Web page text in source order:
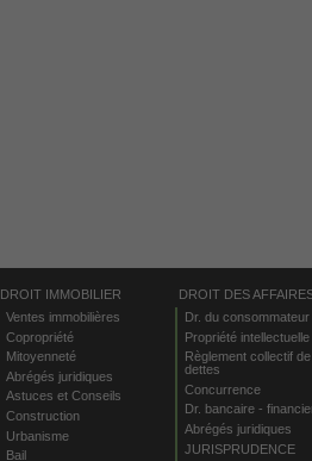
DROIT IMMOBILIER
Ventes immobilières
Copropriété
Mitoyenneté
Abrégés juridiques
Astuces et Conseils
Construction
Urbanisme
Bail
DROIT DES
Dr. du consommateur
Propriété intellectuelle
Règlement collectif de
dettes
Concurrence
Dr. bancaire -
Abrégés juridiques
JURISPRUDENCE